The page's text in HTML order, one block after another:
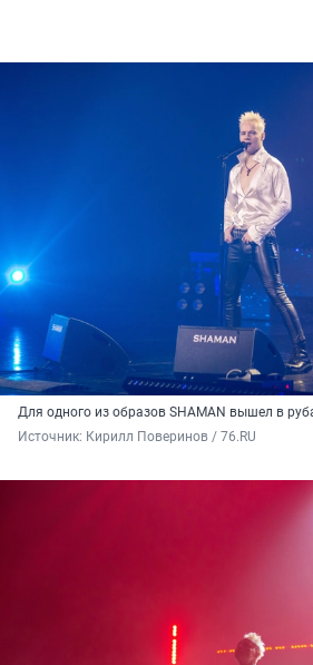
Для одного из образов SHAMAN вышел в
Источник: Кирилл Поверинов / 76.RU